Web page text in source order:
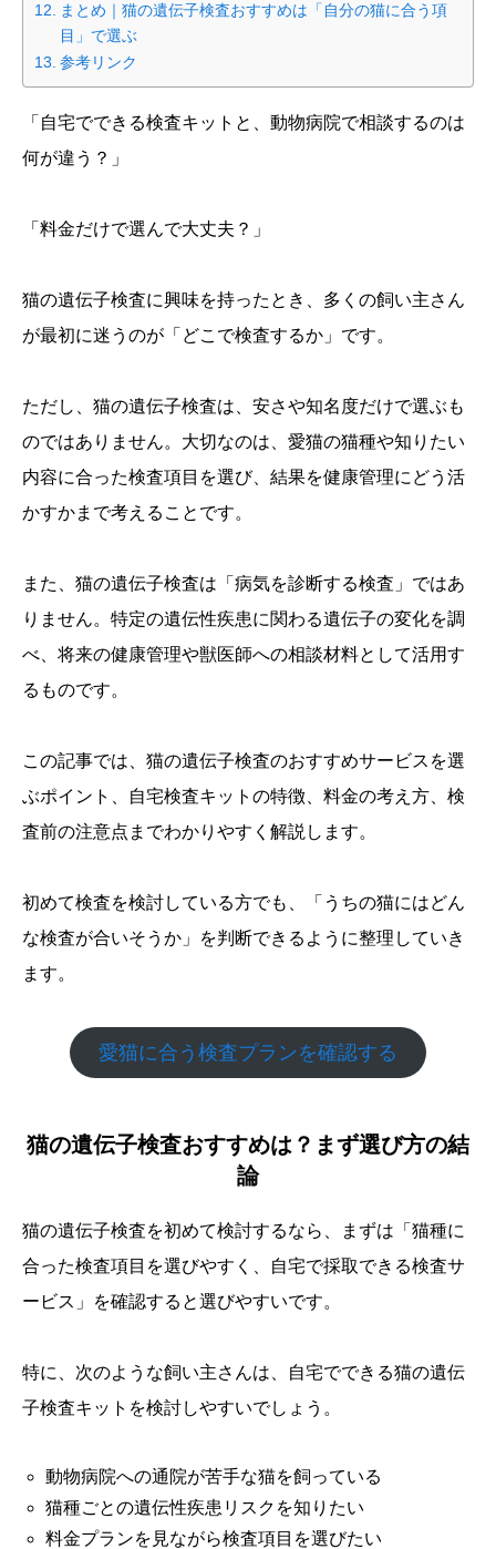
まとめ｜猫の遺伝子検査おすすめは「自分の猫に合う項
目」で選ぶ
参考リンク
「自宅でできる検査キットと、動物病院で相談するのは
何が違う？」
「料金だけで選んで大丈夫？」
猫の遺伝子検査に興味を持ったとき、多くの飼い主さん
が最初に迷うのが「どこで検査するか」です。
ただし、猫の遺伝子検査は、安さや知名度だけで選ぶも
のではありません。大切なのは、愛猫の猫種や知りたい
内容に合った検査項目を選び、結果を健康管理にどう活
かすかまで考えることです。
また、猫の遺伝子検査は「病気を診断する検査」ではあ
りません。特定の遺伝性疾患に関わる遺伝子の変化を調
べ、将来の健康管理や獣医師への相談材料として活用す
るものです。
この記事では、猫の遺伝子検査のおすすめサービスを選
ぶポイント、自宅検査キットの特徴、料金の考え方、検
査前の注意点までわかりやすく解説します。
初めて検査を検討している方でも、「うちの猫にはどん
な検査が合いそうか」を判断できるように整理していき
ます。
愛猫に合う検査プランを確認する
猫の遺伝子検査おすすめは？まず選び方の結
論
猫の遺伝子検査を初めて検討するなら、まずは「猫種に
合った検査項目を選びやすく、自宅で採取できる検査サ
ービス」を確認すると選びやすいです。
特に、次のような飼い主さんは、自宅でできる猫の遺伝
子検査キットを検討しやすいでしょう。
動物病院への通院が苦手な猫を飼っている
猫種ごとの遺伝性疾患リスクを知りたい
料金プランを見ながら検査項目を選びたい